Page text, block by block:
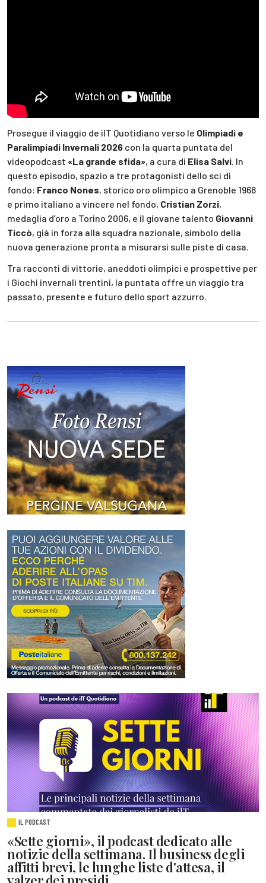
Prosegue il viaggio de ilT Quotidiano verso le Olimpiadi e
Paralimpiadi Invernali 2026 con la quarta puntata del
videopodcast «La grande sfida», a cura di Elisa Salvi . In
questo episodio, spazio a tre protagonisti dello sci di
fondo: Franco Nones, storico oro olimpico a Grenoble 1968
e primo italiano a vincere nel fondo, Cristian Zorzi,
medaglia d’oro a Torino 2006, e il giovane talento Giovanni
Ticcò, già in forza alla squadra nazionale, simbolo della
nuova generazione pronta a misurarsi sulle piste di casa.
Tra racconti di vittorie, aneddoti olimpici e prospettive per
i Giochi invernali trentini, la puntata offre un viaggio tra
passato, presente e futuro dello sport azzurro.
IL PODCAST
«Sette giorni», il podcast dedicato alle
notizie della settimana. Il business degli
affitti brevi, le lunghe liste d'attesa, il